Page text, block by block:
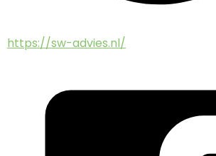
https://sw-advies.nl/